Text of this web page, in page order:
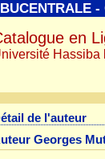
de l'auteur
Georges
BUCENTRALE -
en
Hassiba